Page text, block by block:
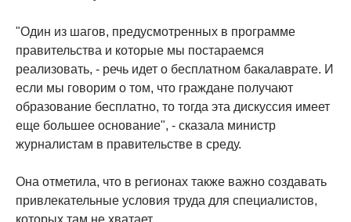
"Один из шагов, предусмотренных в программе
правительства и которые мы постараемся
реализовать, - речь идет о бесплатном бакалаврате. И
если мы говорим о том, что граждане получают
образование бесплатно, то тогда эта дискуссия имеет
еще большее основание", - сказала министр
журналистам в правительстве в среду.
Она отметила, что в регионах также важно создавать
привлекательные условия труда для специалистов,
которых там не хватает.